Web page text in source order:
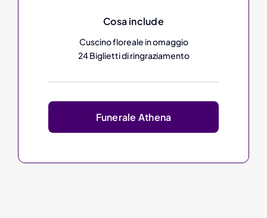
Cosa include
Cuscino floreale in omaggio
24 Biglietti di ringraziamento
Funerale Athena